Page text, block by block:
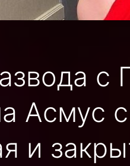
с
Асмус
и